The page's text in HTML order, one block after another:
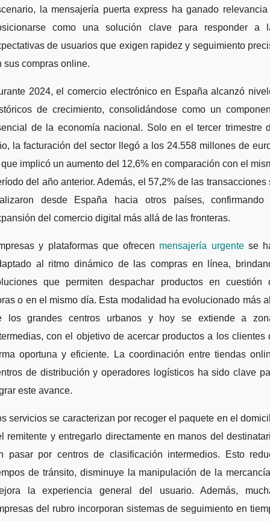
la mensajería puerta express ha ganado
como una solución clave para responder a
de usuarios que exigen rapidez y seguimiento
sus compras online.
2024, el comercio electrónico en España alcanzó
de crecimiento, consolidándose como un
de la economía nacional. Solo en el tercer trimestre
la facturación del sector llegó a los 24.558 millones de
implicó un aumento del 12,6% en comparación con el
del año anterior. Además, el 57,2% de las transacciones
desde España hacia otros países, confirmando
del comercio digital más allá de las fronteras.
y plataformas que ofrecen mensajería urgentese
al ritmo dinámico de las compras en línea,
que permiten despachar productos en cuestión
o en el mismo día. Esta modalidad ha evolucionado más
los grandes centros urbanos y hoy se extiende a
con el objetivo de acercar productos a los clientes
oportuna y eficiente. La coordinación entre tiendas
de distribución y operadores logísticos ha sido clave
este avance.
servicios se caracterizan por recoger el paquete en el
remitente y entregarlo directamente en manos del
pasar por centros de clasificación intermedios. Esto
de tránsito, disminuye la manipulación de la
la experiencia general del usuario. Además,
del rubro incorporan sistemas de seguimiento en